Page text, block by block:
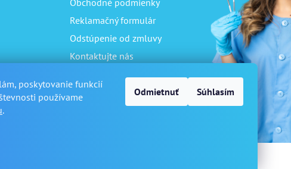
poskytovanie funkcií
používame
.
Odmietnuť Súhlasím
Reklamačný formulár
Odstúpenie od zmluvy
Kontaktujte nás